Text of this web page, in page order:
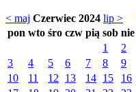
< maj Czerwiec 2024 lip >
pon wto śro czw pią sob nie
1
2
3
4 5 6 7 8
9
10
11 12 13 14 15
16